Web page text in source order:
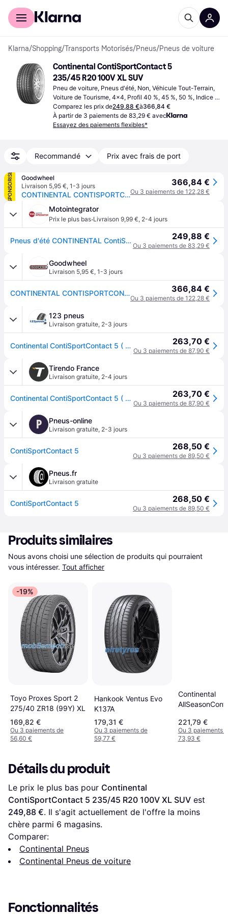
Acheter avec Klarna
Klarna/Shopping/Transports Motorisés/Pneus/Pneus de voiture
Continental ContiSportContact 5
235/45 R20 100V XL SUV
Pneu de voiture, Pneus d'été, Non, Véhicule Tout-Terrain,
Voiture de Tourisme, 4x4, Profil 40 %, 45 %, 50 %, Indice
de Vitesse Y (300 km/h), V (240 km/h), W (270 km/h)
Comparez les prix de249,88 €à366,84 €
À partir de 3 paiements de 83,29 € avec
Essayez des paiements flexibles*
Recommandé Prix avec frais de port
SPONSORISÉ
Goodwheel
Livraison 5,95 €, 1-3 jours
CONTINENTAL CONTISPORTCONTACT 5 SUV 235/45R20 100V XL FR
366,84 €
Ou 3 paiements de 122,28 €
Motointegrator
Prix le plus bas·Livraison 9,99 €, 2-4 jours
Pneus d'été CONTINENTAL ContiSportContact 5 235/45R20 XL 100V 249,88 €
Ou 3 paiements de 83,29 €
Goodwheel
Livraison 5,95 €, 1-3 jours
CONTINENTAL CONTISPORTCONTACT 5 SUV 235/45R20 100V XL FR 366,84 €
Ou 3 paiements de 122,28 €
123 pneus
Livraison gratuite, 2-3 jours
Continental ContiSportContact 5 ( 235/45 R20 100V XL SUV, avec rebord protecteur de jante ) 263,70 €
Ou 3 paiements de 87,90 €
Tirendo France
Livraison gratuite, 2-4 jours
Continental ContiSportContact 5 ( 235/45 R20 100V XL SUV, avec rebord protecteur de jante ) 263,70 €
Ou 3 paiements de 87,90 €
P Pneus-online
Livraison gratuite, 2-3 jours
ContiSportContact 5 268,50 €
Ou 3 paiements de 89,50 €
Pneus.fr
Livraison gratuite
ContiSportContact 5 268,50 €
Ou 3 paiements de 89,50 €
Produits similaires
Nous avons choisi une sélection de produits qui pourraient
vous intéresser. Tout afficher
-19%
Toyo Proxes Sport 2
275/40 ZR18 (99Y) XL
169,82 €
Ou 3 paiements de
56,60 €
Hankook Ventus Evo
K137A
179,31 €
Ou 3 paiements de
59,77 €
Continental
221,79 €
Ou 3 paiements
73,93 €
Détails du produit
Le prix le plus bas pour Continental
ContiSportContact 5 235/45 R20 100V XL SUV
249,88 €. Il s'agit actuellement de l'offre la moins
chère parmi 6 magasins.
Comparer:
Continental Pneus
Continental Pneus de voiture
Fonctionnalités